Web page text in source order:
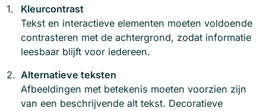
Kleurcontrast
Tekst en interactieve elementen moeten voldoende
contrasteren met de achtergrond, zodat informatie
leesbaar blijft voor iedereen.
Alternatieve teksten
Afbeeldingen met betekenis moeten voorzien zijn
van een beschrijvende alt tekst. Decoratieve